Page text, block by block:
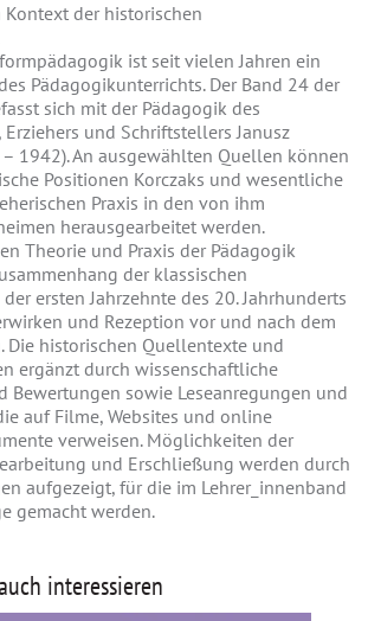
Kontext der historischen
ist seit vielen Jahren ein
Pädagogikunterrichts. Der Band 24 der
sich mit der Pädagogik des
und Schriftstellers Janusz
1942). An ausgewählten Quellen können
Positionen Korczaks und wesentliche
Praxis in den von ihm
herausgearbeitet werden.
Theorie und Praxis der Pädagogik
der klassischen
ersten Jahrzehnte des 20. Jahrhunderts
und Rezeption vor und nach dem
Die historischen Quellentexte und
ergänzt durch wissenschaftliche
Bewertungen sowie Leseanregungen und
auf Filme, Websites und online
verweisen. Möglichkeiten der
und Erschließung werden durch
aufgezeigt, für die im Lehrer_innenband
gemacht werden.
interessieren